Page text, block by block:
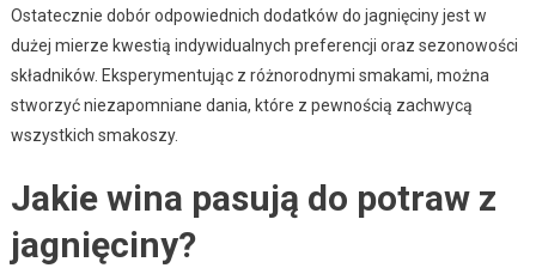
Ostatecznie dobór odpowiednich dodatków do jagnięciny jest w
dużej mierze kwestią indywidualnych preferencji oraz sezonowości
składników. Eksperymentując z różnorodnymi smakami, można
stworzyć niezapomniane dania, które z pewnością zachwycą
wszystkich smakoszy.
Jakie wina pasują do potraw z
jagnięciny?